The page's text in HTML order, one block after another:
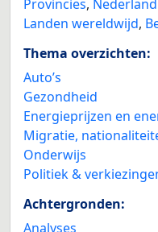
Provincies, Nederland
Landen wereldwijd,
Thema overzichten:
Auto’s
Gezondheid
Energieprijzen en
Migratie,
Onderwijs
Politiek &
Achtergronden:
Analyses